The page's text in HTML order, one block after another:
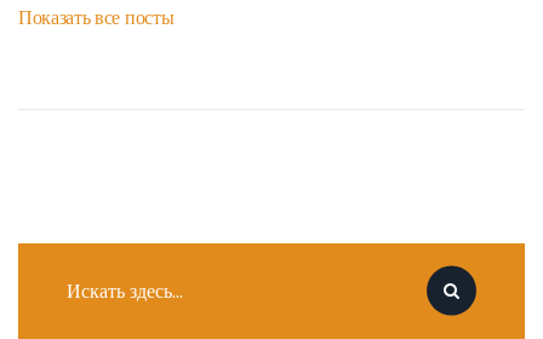
Показать все посты